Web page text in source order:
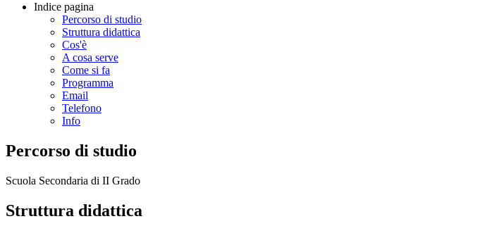
Indice pagina
Percorso di studio
Struttura didattica
Cos'è
A cosa serve
Come si fa
Programma
Email
Telefono
Info
Percorso di studio
Scuola Secondaria di II Grado
Struttura didattica